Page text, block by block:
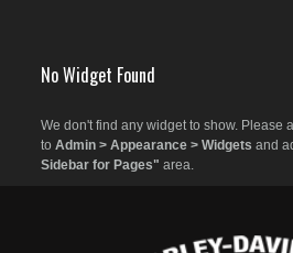
No Widget Found
We don't find any widget to show. Please
toAdmin > Appearance > Widgets and
Sidebar for Pages" area.